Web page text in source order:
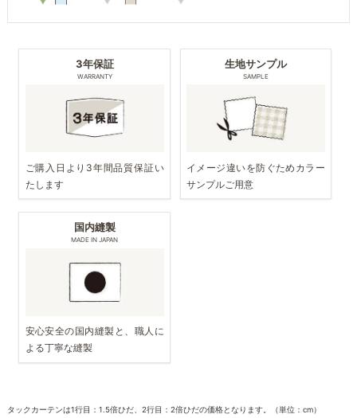
3年保証
WARRANTY
ご購入日より3年間品質保証い
たします
生地サンプル
SAMPLE
イメージ違いを防ぐためカラー
サンプルご用意
国内縫製
MADE IN JAPAN
安心安全の国内縫製と、職人に
よる丁寧な縫製
タックカーテンは1行目：1.5倍ひだ、2行目：2倍ひだの価格となります。（単位：cm）